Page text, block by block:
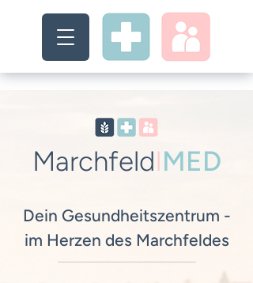
MarchfeldIMED
Dein Gesundheitszentrum -
im Herzen des Marchfeldes